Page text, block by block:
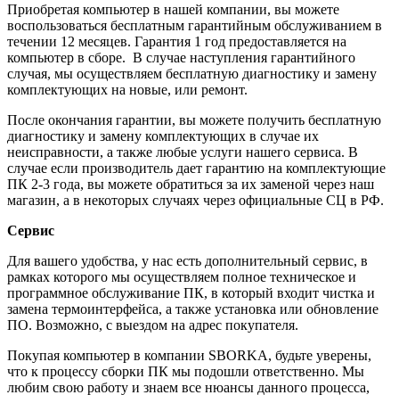
Приобретая компьютер в нашей компании, вы можете
воспользоваться бесплатным гарантийным обслуживанием в
течении 12 месяцев. Гарантия 1 год предоставляется на
компьютер в сборе. В случае наступления гарантийного
случая, мы осуществляем бесплатную диагностику и замену
комплектующих на новые, или ремонт.
После окончания гарантии, вы можете получить бесплатную
диагностику и замену комплектующих в случае их
неисправности, а также любые услуги нашего сервиса. В
случае если производитель дает гарантию на комплектующие
ПК 2-3 года, вы можете обратиться за их заменой через наш
магазин, а в некоторых случаях через официальные СЦ в РФ.
Сервис
Для вашего удобства, у нас есть дополнительный сервис, в
рамках которого мы осуществляем полное техническое и
программное обслуживание ПК, в который входит чистка и
замена термоинтерфейса, а также установка или обновление
ПО. Возможно, с выездом на адрес покупателя.
Покупая компьютер в компании SBORKA, будьте уверены,
что к процессу сборки ПК мы подошли ответственно. Мы
любим свою работу и знаем все нюансы данного процесса,